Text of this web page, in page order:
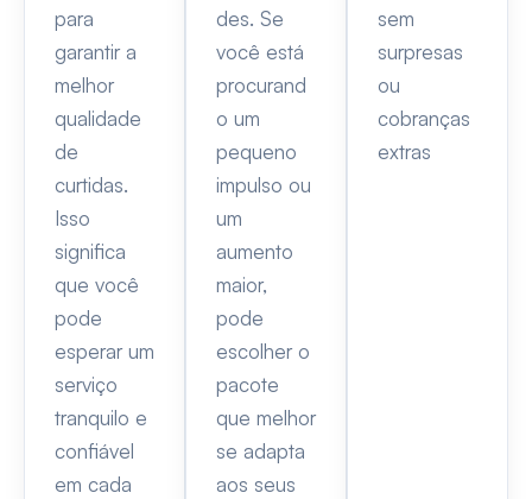
para
garantir a
melhor
qualidade
de
curtidas.
Isso
significa
que você
pode
esperar um
serviço
tranquilo e
confiável
em cada
des. Se
você está
procurand
o um
pequeno
impulso ou
um
aumento
maior,
pode
escolher o
pacote
que melhor
se adapta
aos seus
sem
surpresas
ou
cobranças
extras